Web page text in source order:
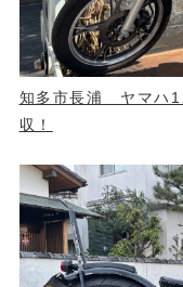
知多市長浦 ヤマハ
収！